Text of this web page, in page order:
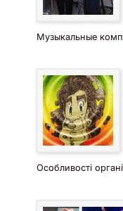
Музыкальные
Особливості